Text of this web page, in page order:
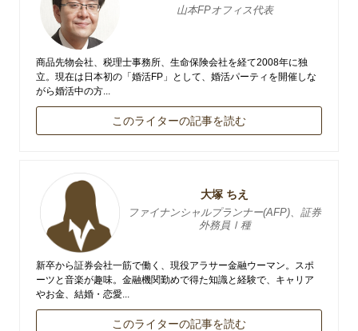
山本FPオフィス代表
商品先物会社、税理士事務所、生命保険会社を経て2008年に独
立。現在は日本初の「婚活FP」として、婚活パーティを開催しな
がら婚活中の方...
このライターの記事を読む
大塚 ちえ
ファイナンシャルプランナー(AFP)、証券
外務員Ⅰ種
新卒から証券会社一筋で働く、現役アラサー金融ウーマン。スポ
ーツと音楽が趣味。金融機関勤めで得た知識と経験で、キャリア
やお金、結婚・恋愛...
このライターの記事を読む